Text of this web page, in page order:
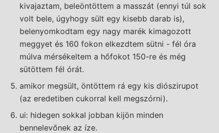
kivajaztam, beleöntöttem a masszát (ennyi túl sok
volt bele, úgyhogy sült egy kisebb darab is),
belenyomkodtam egy nagy marék kimagozott
meggyet és 160 fokon elkezdtem sütni - fél óra
múlva mérsékeltem a hőfokot 150-re és még
sütöttem fél órát.
amikor megsült, öntöttem rá egy kis diószirupot
(az eredetiben cukorral kell megszórni).
ui: hidegen sokkal jobban kijön minden
bennelevőnek az íze.